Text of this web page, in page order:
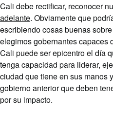
Cali debe rectificar, reconocer
adelante. Obviamente que
escribiendo cosas buenas
elegimos gobernantes capaces
Cali puede ser epicentro el día
tenga capacidad para liderar,
ciudad que tiene en sus manos
gobierno anterior que deben
por su impacto.